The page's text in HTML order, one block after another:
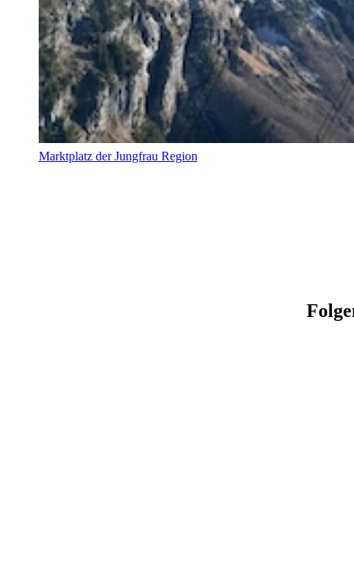
Marktplatz der Jungfrau Region